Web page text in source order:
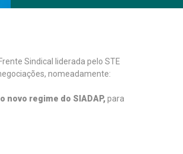
Sindical liderada pelo STE
nomeadamente:
novo regime do SIADAP,para